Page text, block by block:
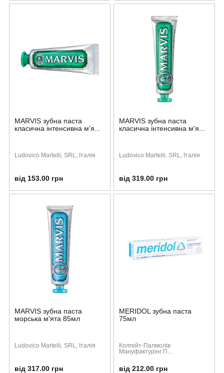
MARVIS зубна паста
класична інтенсивна м'я...
Ludovico Martelli, SRL, Італія
від 153.00 грн
MARVIS зубна паста
класична інтенсивна м'я...
Ludovico Martelli, SRL, Італія
від 319.00 грн
MARVIS зубна паста
морська м'ята 85мл
Ludovico Martelli, SRL, Італія
від 317.00 грн
MERIDOL зубна паста
75мл
Колгейт-Палмолів
Мануфактурінг П...
від 212.00 грн